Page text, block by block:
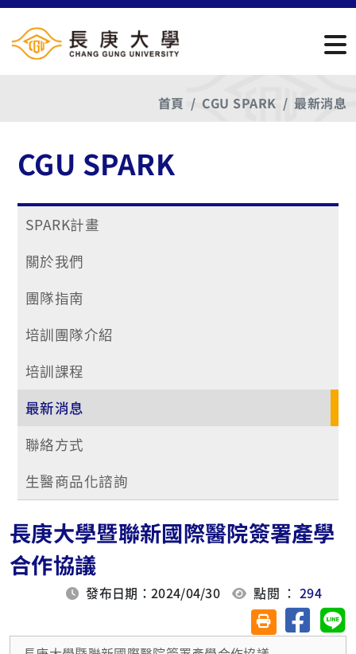
首頁 CGU SPARK 最新消息
CGU SPARK
SPARK計畫
關於我們
團隊指南
培訓團隊介紹
培訓課程
最新消息
聯絡方式
生醫商品化諮詢
長庚大學暨聯新國際醫院簽署產學
合作協議
發布日期：2024/04/30 點閱 ：294
友善列印(另開視
分享至